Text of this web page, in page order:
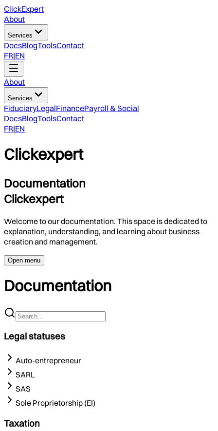
ClickExpert
About
Services
DocsBlogToolsContact
FR|EN
About
Services
FiduciaryLegalFinancePayroll & Social
DocsBlogToolsContact
FR|EN
Clickexpert
Documentation
Clickexpert
Welcome to our documentation. This space is dedicated to
explanation, understanding, and learning about business
creation and management.
Open menu
Documentation
Legal statuses
Auto-entrepreneur
SARL
SAS
Sole Proprietorship (EI)
Taxation